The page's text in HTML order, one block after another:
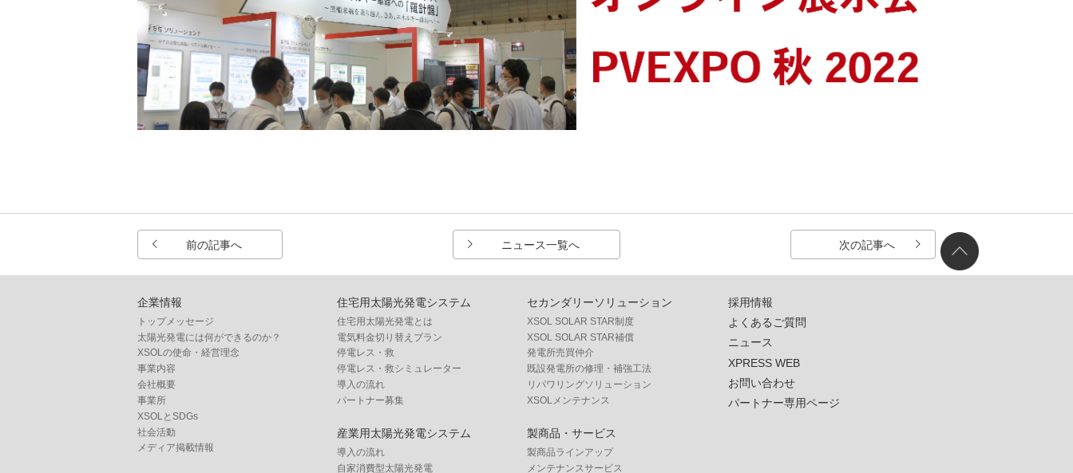
前の記事へ ニュース一覧へ 次の記事へ
企業情報
トップメッセージ
太陽光発電には何ができるのか？
XSOLの使命・経営理念
事業内容
会社概要
事業所
XSOLとSDGs
社会活動
メディア掲載情報
住宅用太陽光発電システム
住宅用太陽光発電とは
電気料金切り替えプラン
停電レス・救
停電レス・救シミュレーター
導入の流れ
パートナー募集
産業用太陽光発電システム
導入の流れ
自家消費型太陽光発電
セカンダリーソリューション
XSOL SOLAR STAR制度
XSOL SOLAR STAR補償
発電所売買仲介
既設発電所の修理・補強工法
リパワリングソリューション
XSOLメンテナンス
製商品・サービス
製商品ラインアップ
メンテナンスサービス
採用情報
よくあるご質問
ニュース
XPRESS WEB
お問い合わせ
パートナー専用ページ